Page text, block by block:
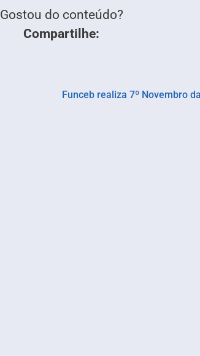
Gostou do conteúdo?
Compartilhe: